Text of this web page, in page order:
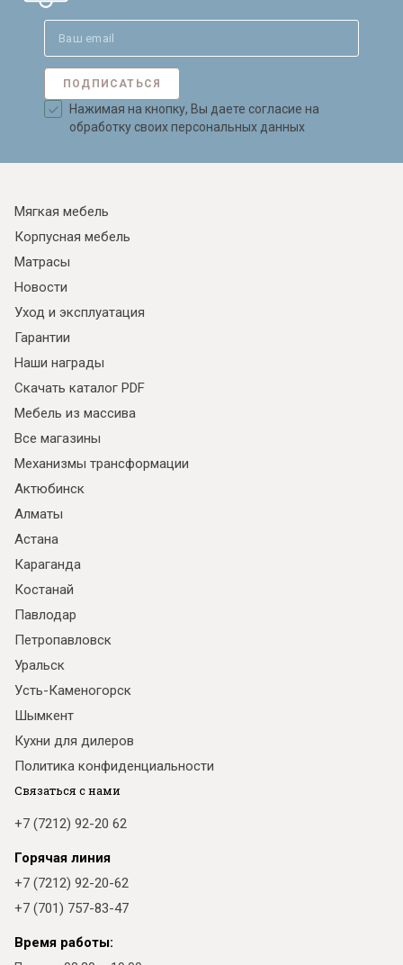
ПОДПИСАТЬСЯ
Нажимая на кнопку, Вы даете согласие на
обработку своих персональных данных
Мягкая мебель
Корпусная мебель
Матрасы
Новости
Уход и эксплуатация
Гарантии
Наши награды
Скачать каталог PDF
Мебель из массива
Все магазины
Механизмы трансформации
Актюбинск
Алматы
Астана
Караганда
Костанай
Павлодар
Петропавловск
Уральск
Усть-Каменогорск
Шымкент
Кухни для дилеров
Политика конфиденциальности
Связаться с нами
+7 (7212) 92-20 62
Горячая линия
+7 (7212) 92-20-62
+7 (701) 757-83-47
Время работы: